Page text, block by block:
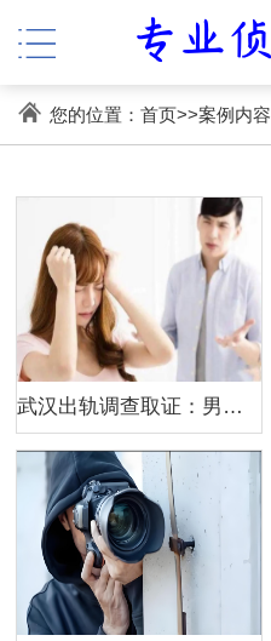
您的位置： 首页>>案例内容
武汉出轨调查取证：男人有外心后，对妻子的态度，会有这3个明显的变化